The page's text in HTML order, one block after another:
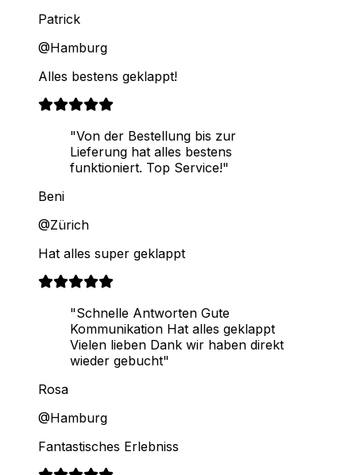
Patrick
@Hamburg
Alles bestens geklappt!
"Von der Bestellung bis zur
Lieferung hat alles bestens
funktioniert. Top Service!"
Beni
@Zürich
Hat alles super geklappt
"Schnelle Antworten Gute
Kommunikation Hat alles geklappt
Vielen lieben Dank wir haben direkt
wieder gebucht"
Rosa
@Hamburg
Fantastisches Erlebniss